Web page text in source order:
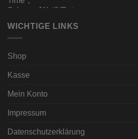
WICHTIGE LINKS
Shop
Kasse
Mein Konto
Impressum
Datenschutzerklärung